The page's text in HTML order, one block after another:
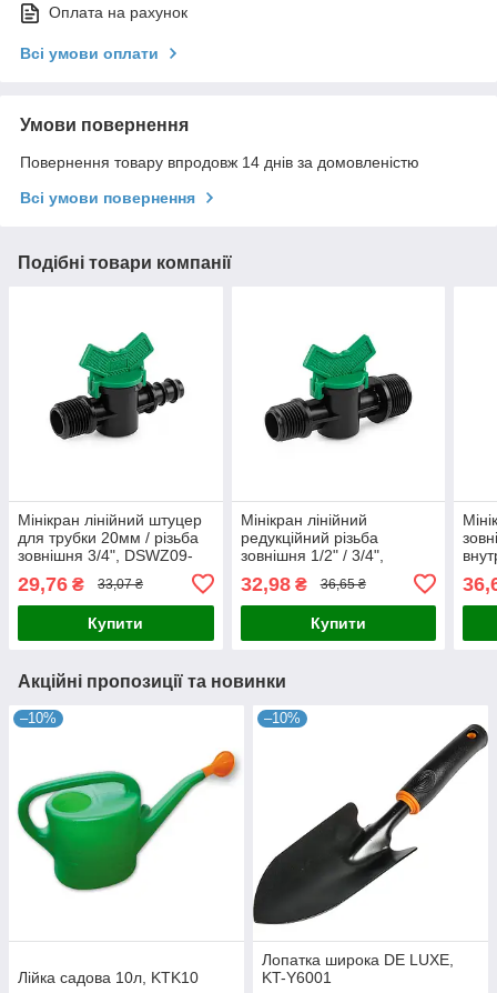
Оплата на рахунок
Всі умови оплати
Умови повернення
Повернення товару впродовж 14 днів за домовленістю
Всі умови повернення
Подібні товари компанії
Мінікран лінійний штуцер
для трубки 20мм / різьба
зовнішня 3/4", DSWZ09-
29,76 ₴ 33,07 ₴
Купити
Мінікран лінійний
редукційний різьба
зовнішня 1/2" / 3/4",
32,98₴ 36,65 ₴
Купити
Акційні пропозиції та новинки
–10%
Лійка садова 10л, KTK10
–10%
Лопатка широка DE LUXE,
KT-Y6001